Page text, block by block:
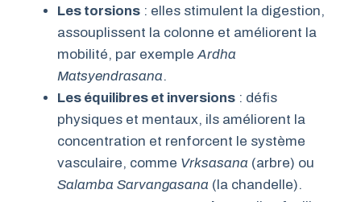
Les torsions : elles stimulent la digestion,
assouplissent la colonne et améliorent la
mobilité, par exemple Ardha
Matsyendrasana.
Les équilibres et inversions : défis
physiques et mentaux, ils améliorent la
concentration et renforcent le système
vasculaire, comme Vrksasana (arbre) ou
Salamba Sarvangasana (la chandelle).